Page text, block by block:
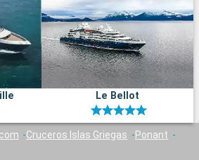
Le Bellot
Cruceros Islas Griegas
Ponant